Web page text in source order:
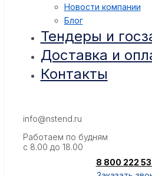
Новости компании
Блог
Тендеры и
Доставка и
Контакты
info@nstend.ru
Работаем по будням
с 8.00 до 18.00
8 800 222